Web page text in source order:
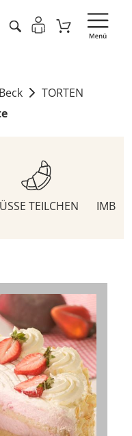
TORTEN
TEILCHEN